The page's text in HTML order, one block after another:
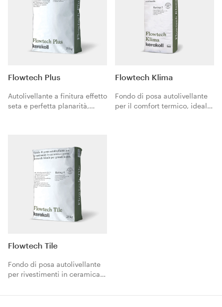
Flowtech Plus
Autolivellante a finitura effetto
seta e perfetta planarità,
Flowtech Klima
Fondo di posa autolivellante
per il comfort termico, ideale
Flowtech Tile
Fondo di posa autolivellante
per rivestimenti in ceramica e
grandi lastre.